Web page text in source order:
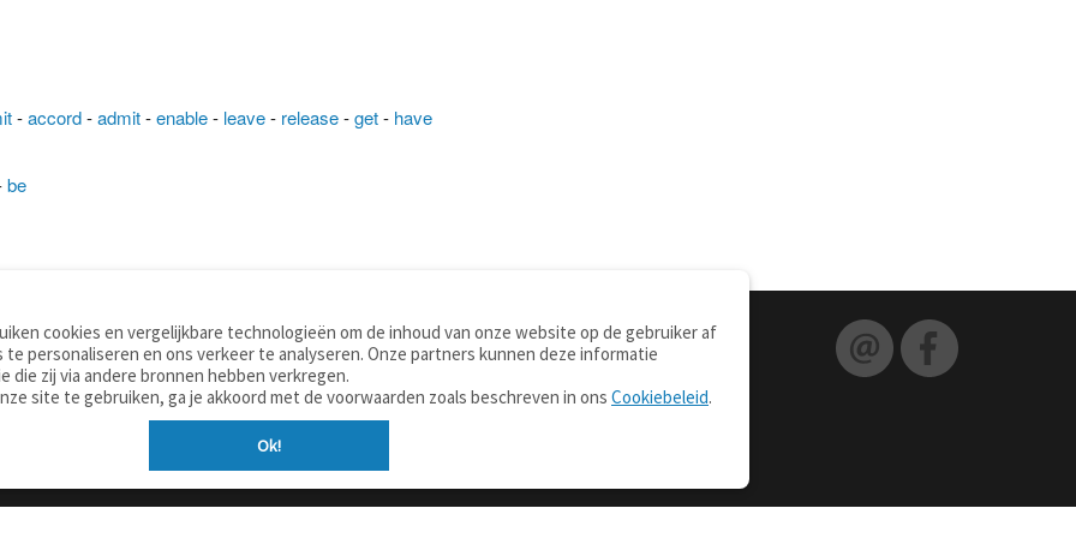
-accord-admit-enable- leave- release-get- have
be
TOOLS
Apps
Mobiel
Tools & widgets
WOORDENBOEKEN
Nederlands - Engels
Nederlands - Duits
Nederlands - Spaans
cookies en vergelijkbare technologieën om de inhoud van onze website op de gebruiker af
personaliseren en ons verkeer te analyseren. Onze partners kunnen deze informatie
die zij via andere bronnen hebben verkregen.
site te gebruiken, ga je akkoord met de voorwaarden zoals beschreven in ons Cookiebeleid.
Ok!